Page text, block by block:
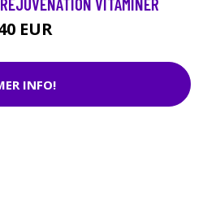
EUR
INFO!